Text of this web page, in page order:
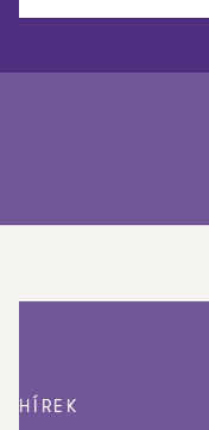
HÍREK